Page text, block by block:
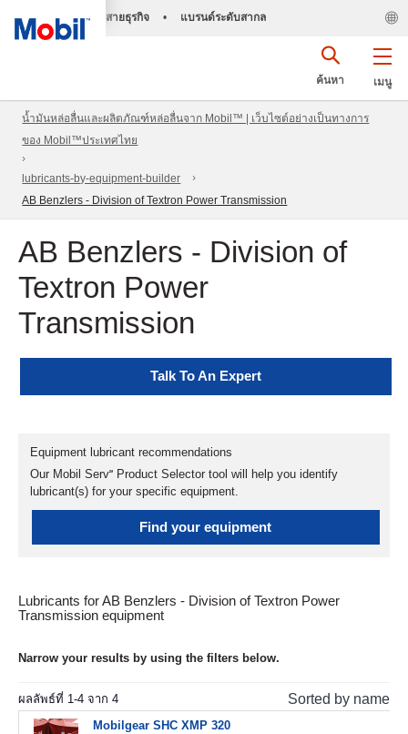
สายธุรกิจ • แบรนด์ระดับสากล
เมนู
ค้นหา
น้ำมันหล่อลื่นและผลิตภัณฑ์หล่อลื่นจาก Mobil™ | เว็บไซต์อย่างเป็นทางการ
ของ Mobil™ประเทศไทย
lubricants-by-equipment-builder
AB Benzlers - Division of Textron Power Transmission
AB Benzlers - Division of
Textron Power
Transmission
Talk To An Expert
Equipment lubricant recommendations
Our Mobil Serv℠ Product Selector tool will help you identify
lubricant(s) for your specific equipment.
Find your equipment
Lubricants for AB Benzlers - Division of Textron Power
Transmission equipment
Narrow your results by using the filters below.
ผลลัพธ์ที่ 1-4 จาก 4 Sorted by name
Mobilgear SHC XMP 320